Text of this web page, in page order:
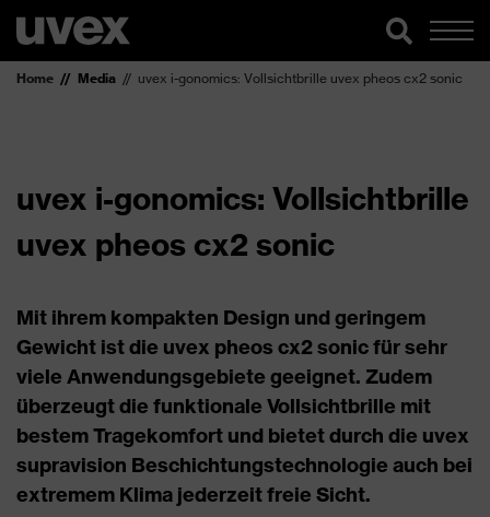
Home Media uvex i-gonomics: Vollsichtbrille uvex pheos cx2 sonic
uvex i-gonomics: Vollsichtbrille
uvex pheos cx2 sonic
Mit ihrem kompakten Design und geringem
Gewicht ist die uvex pheos cx2 sonic für sehr
viele Anwendungsgebiete geeignet. Zudem
überzeugt die funktionale Vollsichtbrille mit
bestem Tragekomfort und bietet durch die uvex
supravision Beschichtungstechnologie auch bei
extremem Klima jederzeit freie Sicht.